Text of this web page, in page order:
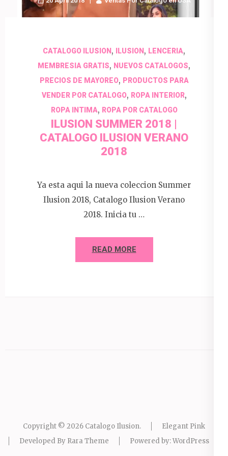
CATALOGO ILUSION , ILUSION , LENCERIA,
MEMBRESIA GRATIS, NUEVOS CATALOGOS,
PRECIOS DE MAYOREO, PRODUCTOS PARA
VENDER POR CATALOGO, ROPA INTERIOR,
ROPA INTIMA, ROPA POR CATALOGO
ILUSION SUMMER 2018 |
CATALOGO ILUSION VERANO
2018
Ya esta aqui la nueva coleccion Summer
Ilusion 2018, Catalogo Ilusion Verano
2018. Inicia tu …
READ MORE
Copyright © 2026 Catalogo Ilusion.
Elegant Pink
Developed By Rara Theme Powered by:WordPress